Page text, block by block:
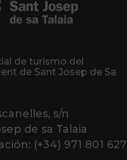
de turismo del
de Sant Josep de Sa
s/n
de sa Talaia
(+34) 971 801 627